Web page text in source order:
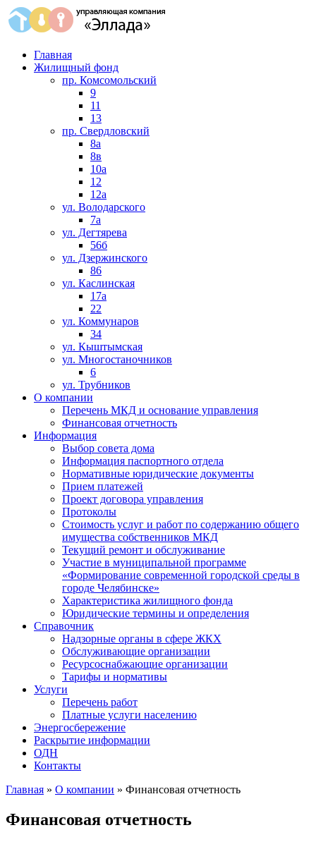
Главная
Жилищный фонд
пр. Комсомольский
9
11
13
пр. Свердловский
8а
8в
10а
12
12а
ул. Володарского
7а
ул. Дегтярева
56б
ул. Дзержинского
86
ул. Каслинская
17а
22
ул. Коммунаров
34
ул. Кыштымская
ул. Многостаночников
6
ул. Трубников
О компании
Перечень МКД и основание управления
Финансовая отчетность
Информация
Выбор совета дома
Информация паспортного отдела
Нормативные юридические документы
Прием платежей
Проект договора управления
Протоколы
Стоимость услуг и работ по содержанию общего
имущества собственников МКД
Текущий ремонт и обслуживание
Участие в муниципальной программе
«Формирование современной городской среды в
городе Челябинске»
Характеристика жилищного фонда
Юридические термины и определения
Справочник
Надзорные органы в сфере ЖКХ
Обслуживающие организации
Ресурсоснабжающие организации
Тарифы и нормативы
Услуги
Перечень работ
Платные услуги населению
Энергосбережение
Раскрытие информации
ОДН
Контакты
Главная » О компании » Финансовая отчетность
Финансовая отчетность